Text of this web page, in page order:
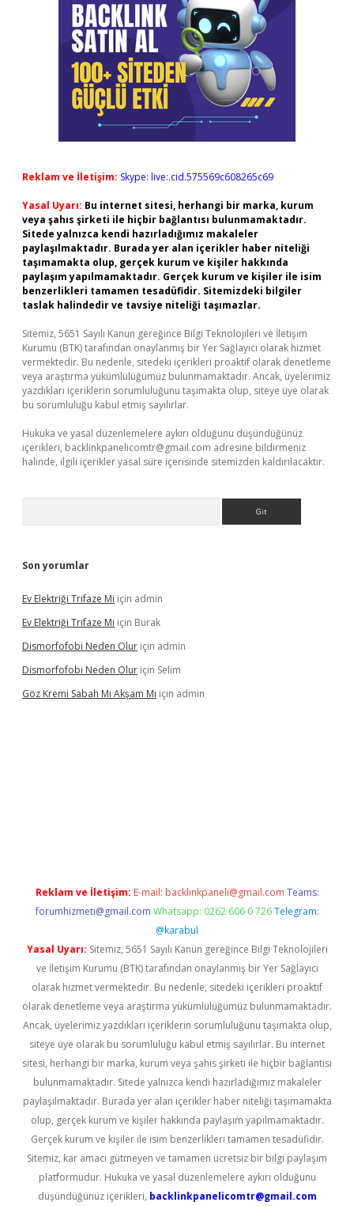
Reklam ve İletişim: Skype: live:.cid.575569c608265c69
Yasal Uyarı: Bu internet sitesi, herhangi bir marka, kurum
veya şahıs şirketi ile hiçbir bağlantısı bulunmamaktadır.
Sitede yalnızca kendi hazırladığımız makaleler
paylaşılmaktadır. Burada yer alan içerikler haber niteliği
taşımamakta olup, gerçek kurum ve kişiler hakkında
paylaşım yapılmamaktadır. Gerçek kurum ve kişiler ile isim
benzerlikleri tamamen tesadüfidir. Sitemizdeki bilgiler
taslak halindedir ve tavsiye niteliği taşımazlar.
Sitemiz, 5651 Sayılı Kanun gereğince Bilgi Teknolojileri ve İletişim
Kurumu (BTK) tarafından onaylanmış bir Yer Sağlayıcı olarak hizmet
vermektedir. Bu nedenle, sitedeki içerikleri proaktif olarak denetleme
veya araştırma yükümlülüğümüz bulunmamaktadır. Ancak, üyelerimiz
yazdıkları içeriklerin sorumluluğunu taşımakta olup, siteye üye olarak
bu sorumluluğu kabul etmiş sayılırlar.
Hukuka ve yasal düzenlemelere aykırı olduğunu düşündüğünüz
içerikleri, backlinkpanelicomtr@gmail.com adresine bildirmeniz
halinde, ilgili içerikler yasal süre içerisinde sitemizden kaldırılacaktır.
Son yorumlar
Ev Elektriği Trifaze Mi için admin
Ev Elektriği Trifaze Mi için Burak
Dismorfofobi Neden Olur için admin
Dismorfofobi Neden Olur için Selim
Göz Kremi Sabah Mı Akşam Mı için admin
Reklam ve İletişim: E-mail: backlinkpaneli@gmail.com Teams:
forumhizmeti@gmail.com Whatsapp: 0262 606 0 726 Telegram:
@karabul
Yasal Uyarı: Sitemiz, 5651 Sayılı Kanun gereğince Bilgi Teknolojileri
ve İletişim Kurumu (BTK) tarafından onaylanmış bir Yer Sağlayıcı
olarak hizmet vermektedir. Bu nedenle, sitedeki içerikleri proaktif
olarak denetleme veya araştırma yükümlülüğümüz bulunmamaktadır.
Ancak, üyelerimiz yazdıkları içeriklerin sorumluluğunu taşımakta olup,
siteye üye olarak bu sorumluluğu kabul etmiş sayılırlar. Bu internet
sitesi, herhangi bir marka, kurum veya şahıs şirketi ile hiçbir bağlantısı
bulunmamaktadır. Sitede yalnızca kendi hazırladığımız makaleler
paylaşılmaktadır. Burada yer alan içerikler haber niteliği taşımamakta
olup, gerçek kurum ve kişiler hakkında paylaşım yapılmamaktadır.
Gerçek kurum ve kişiler ile isim benzerlikleri tamamen tesadüfidir.
Sitemiz, kar amacı gütmeyen ve tamamen ücretsiz bir bilgi paylaşım
platformudur. Hukuka ve yasal düzenlemelere aykırı olduğunu
düşündüğünüz içerikleri, backlinkpanelicomtr@gmail.com